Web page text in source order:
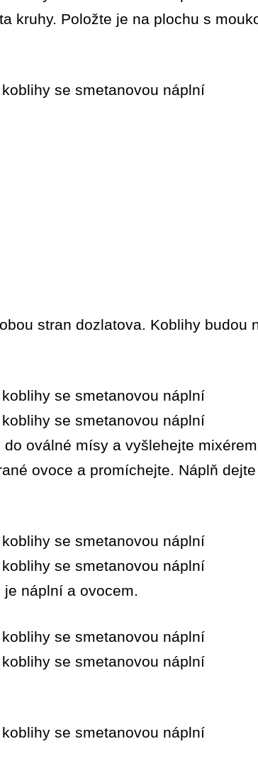
kruhy. Položte je na plochu s
stran dozlatova. Koblihy budou
oválné mísy a vyšlehejte
ovoce a promíchejte. Náplň
náplní a ovocem.